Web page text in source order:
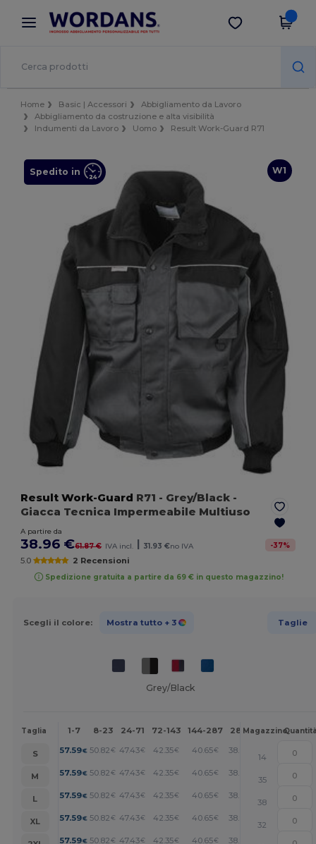
× App Wordans
Prezzi migliori sull'app!
Scarica app
Home Basic | Accessori
Abbigliamento da Lavoro
Abbigliamento da costruzione e alta visibilità
Indumenti da Lavoro
Uomo Result Work-Guard R71
W1
Spedito in
Result Work-Guard R71 - Grey/Black -
Giacca Tecnica Impermeabile Multiuso
A partire da
38.96 €61.87 € IVA incl. | 31.93 €no IVA -37%
5.0 2 Recensioni
Spedizione gratuita a partire da 69 € in questo magazzino!
Scegli il colore: Mostra tutto + 3 Taglie
Grey/Black
Taglia 1-7 8-23 24-71 72-143 144-287 288 + Altri
Magazzino
S 57.59€ 50.82 € 47.43€ 42.35€ 40.65€ 38.96
14
M
57.59€ 50.82 € 47.43€ 42.35€ 40.65€ 38.96
35
L
57.59€ 50.82 € 47.43€ 42.35€ 40.65€ 38.96 +
38
XL
57.59€ 50.82 € 47.43€ 42.35€ 40.65€ 38.96
32
57.59€ 50.82 € 47.43€ 42.35€ 40.65€ 38.96